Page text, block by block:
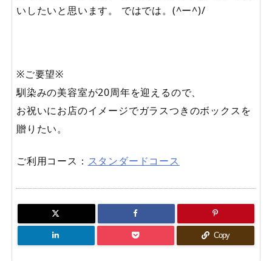
いしたいと思います。 ではでは。(^ー^)/
※ご要望※
馴染みの美容室が20周年を迎えるので、
お祝いにお店のイメージでガラスつきのボックスを
贈りたい。
ご利用コース： スタンダードコース
Copy